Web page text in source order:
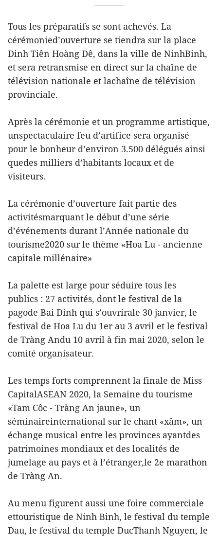
Tous les préparatifs se sont achevés. La
cérémonied’ouverture se tiendra sur la place
Dinh Tiên Hoàng Dê, dans la ville de NinhBinh,
et sera retransmise en direct sur la chaîne de
télévision nationale et lachaîne de télévision
provinciale.
Après la cérémonie et un programme artistique,
unspectaculaire feu d’artifice sera organisé
pour le bonheur d’environ 3.500 délégués ainsi
quedes milliers d’habitants locaux et de
visiteurs.
La cérémonie d’ouverture fait partie des
activitésmarquant le début d’une série
d’événements durant l’Année nationale du
tourisme2020 sur le thème «Hoa Lu - ancienne
capitale millénaire»
La palette est large pour séduire tous les
publics : 27 activités, dont le festival de la
pagode Bai Dinh qui s’ouvrirale 30 janvier, le
festival de Hoa Lu du 1er au 3 avril et le festival
de Tràng Andu 10 avril à fin mai 2020, selon le
comité organisateur.
Les temps forts comprennent la finale de Miss
CapitalASEAN 2020, la Semaine du tourisme
«Tam Côc - Tràng An jaune», un
séminaireinternational sur le chant «xâm», un
échange musical entre les provinces ayantdes
patrimoines mondiaux et des localités de
jumelage au pays et à l’étranger,le 2e marathon
de Tràng An.
Au menu figurent aussi une foire commerciale
ettouristique de Ninh Binh, le festival du temple
Dau, le festival du temple DucThanh Nguyen, le